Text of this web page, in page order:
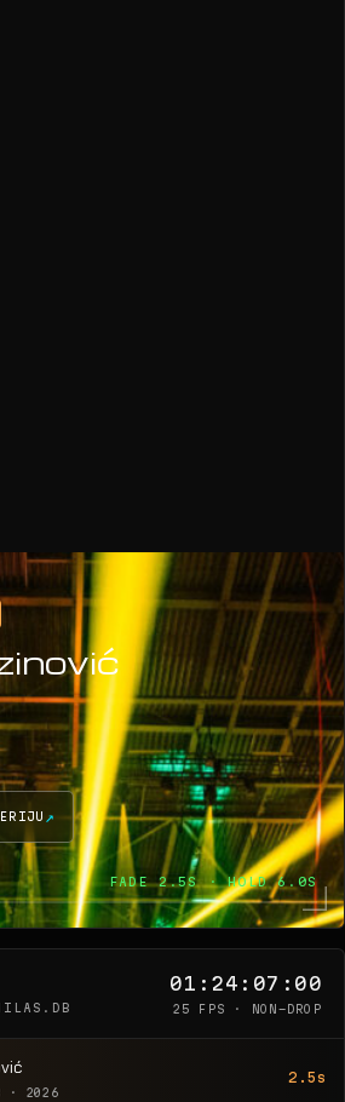
FADE 2.5S · HOLD 6.0S
01:24:07:00
25 FPS · NON-DROP
· 2026
2.5s